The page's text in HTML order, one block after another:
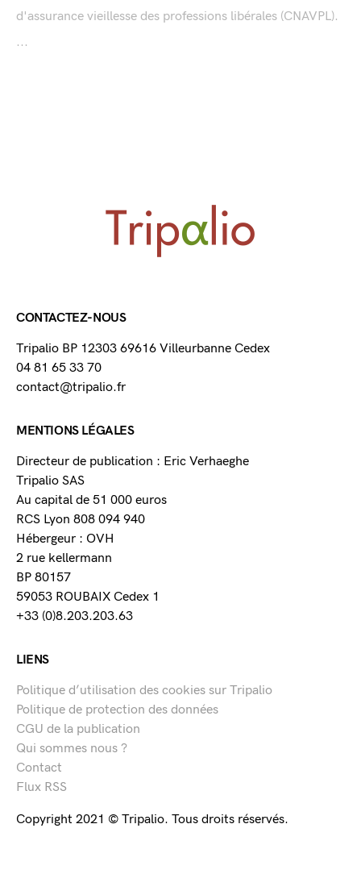
d'assurance vieillesse des professions libérales (CNAVPL).
...
CONTACTEZ-NOUS
Tripalio BP 12303 69616 Villeurbanne Cedex
04 81 65 33 70
contact@tripalio.fr
MENTIONS LÉGALES
Directeur de publication : Eric Verhaeghe
Tripalio SAS
Au capital de 51 000 euros
RCS Lyon 808 094 940
Hébergeur : OVH
2 rue kellermann
BP 80157
59053 ROUBAIX Cedex 1
+33 (0)8.203.203.63
LIENS
Politique d’utilisation des cookies sur Tripalio
Politique de protection des données
CGU de la publication
Qui sommes nous ?
Contact
Flux RSS
Copyright 2021 © Tripalio. Tous droits réservés.